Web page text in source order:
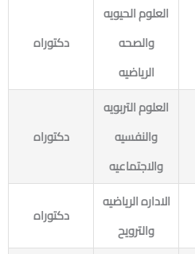
العلوم الحيويه
والصحه
الرياضيه
دكتوراه
العلوم التربويه
والنفسيه
والاجتماعيه
دكتوراه
الاداره الرياضيه
والترويح
دكتوراه